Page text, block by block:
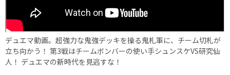
デュエマ動画。超強力な鬼強デッキを操る鬼札軍に、チーム切札が
立ち向かう！ 第3戦はチームボンバーの使い手シュンスケVS研究仙
人！ デュエマの新時代を見逃すな！